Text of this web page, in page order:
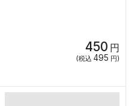
450 円
(税込 495 円)